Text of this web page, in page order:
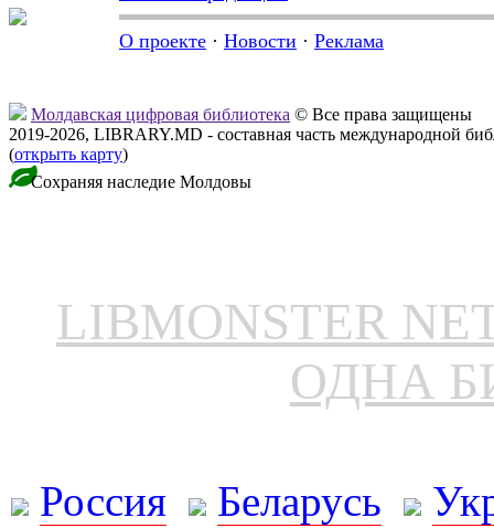
О проекте · Новости · Реклама
Молдавская цифровая библиотека © Все права защищены
2019-2026, LIBRARY.MD - составная часть международной
(открыть карту)
Сохраняя наследие Молдовы
LIBMONSTER
ОДНА
Россия Беларусь